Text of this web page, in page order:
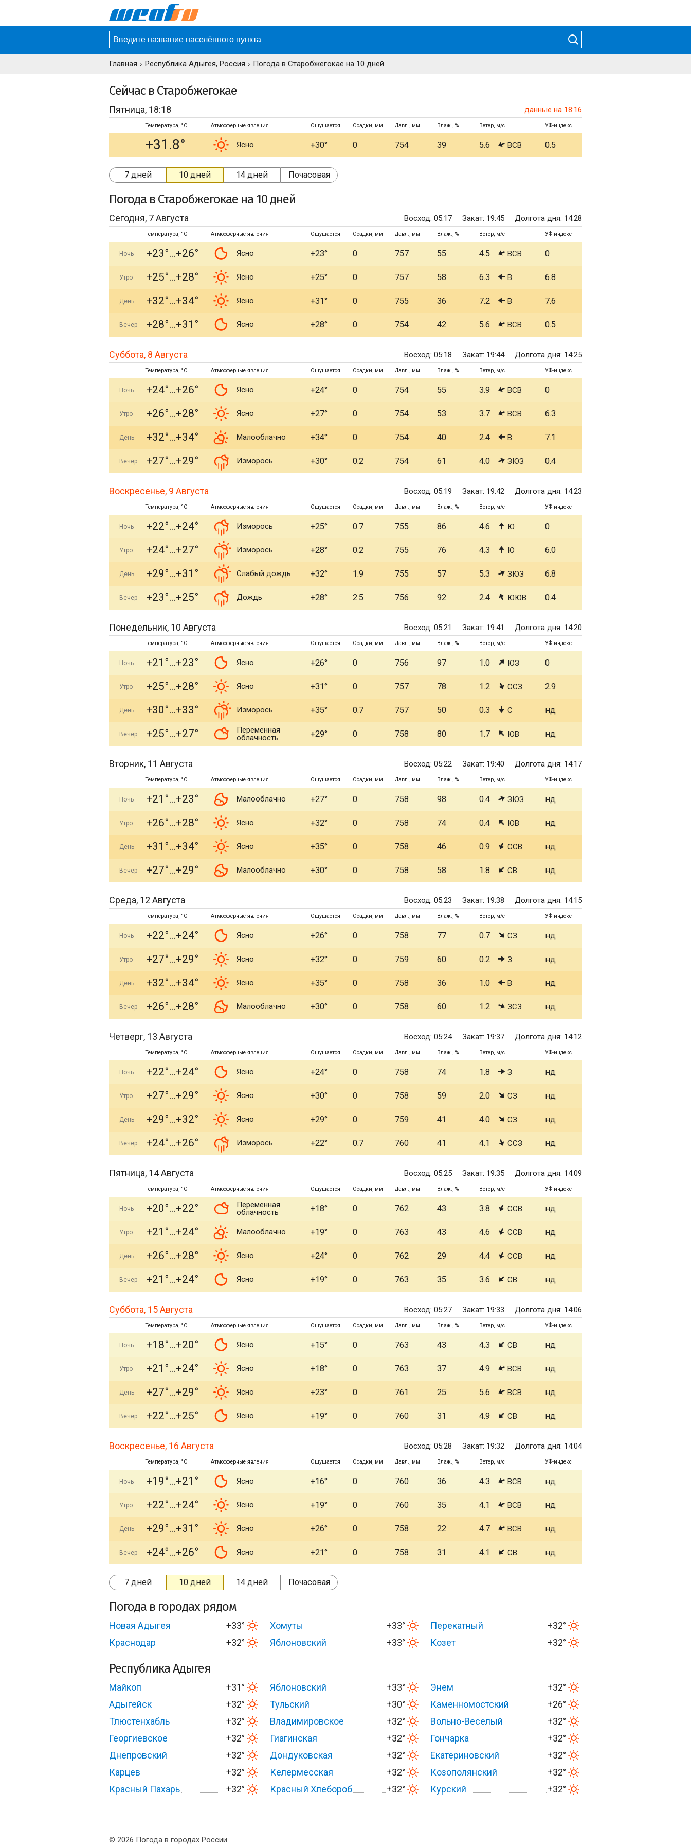
Главная Республика Адыгея, Россия Погода в Старобжегокае на 10 дней
Сейчас в Старобжегокае
Пятница, 18:18 данные на 18:16
Температура, °C Атмосферные явления Ощущается Осадки, мм Давл., мм Влаж., % Ветер, м/с УФ-индекс
+31.8° Ясно +30° 0 754 39 5.6 ВСВ 0.5
7 дней 10 дней 14 дней Почасовая
Погода в Старобжегокае на 10 дней
Сегодня, 7 Августа Восход: 05:17 Закат: 19:45 Долгота дня: 14:28
Температура, °C Атмосферные явления Ощущается Осадки, мм Давл., мм Влаж., % Ветер, м/с УФ-индекс
Ночь +23° +26° Ясно +23° 0 757 55 4.5 ВСВ 0
Утро +25° +28° Ясно +25° 0 757 58 6.3 В 6.8
День +32° +34° Ясно +31° 0 755 36 7.2 В 7.6
Вечер +28° +31° Ясно +28° 0 754 42 5.6 ВСВ 0.5
Суббота, 8 Августа Восход: 05:18 Закат: 19:44 Долгота дня: 14:25
Температура, °C Атмосферные явления Ощущается Осадки, мм Давл., мм Влаж., % Ветер, м/с УФ-индекс
Ночь +24° +26° Ясно +24° 0 754 55 3.9 ВСВ 0
Утро +26° +28° Ясно +27° 0 754 53 3.7 ВСВ 6.3
День +32° +34° Малооблачно +34° 0 754 40 2.4 В 7.1
Вечер +27° +29° Изморось +30° 0.2 754 61 4.0 ЗЮЗ 0.4
Воскресенье, 9 Августа Восход: 05:19 Закат: 19:42 Долгота дня: 14:23
Температура, °C Атмосферные явления Ощущается Осадки, мм Давл., мм Влаж., % Ветер, м/с УФ-индекс
Ночь +22° +24° Изморось +25° 0.7 755 86 4.6 Ю 0
Утро +24° +27° Изморось +28° 0.2 755 76 4.3 Ю 6.0
День +29° +31° Слабый дождь +32° 1.9 755 57 5.3 ЗЮЗ 6.8
Вечер +23° +25° Дождь +28° 2.5 756 92 2.4 ЮЮВ 0.4
Понедельник, 10 Августа Восход: 05:21 Закат: 19:41 Долгота дня: 14:20
Температура, °C Атмосферные явления Ощущается Осадки, мм Давл., мм Влаж., % Ветер, м/с УФ-индекс
Ночь +21° +23° Ясно +26° 0 756 97 1.0 ЮЗ 0
Утро +25° +28° Ясно +31° 0 757 78 1.2 ССЗ 2.9
День +30° +33° Изморось +35° 0.7 757 50 0.3 С нд
Вечер +25° +27°
Переменная
облачность
+29° 0 758 80 1.7 ЮВ нд
Вторник, 11 Августа Восход: 05:22 Закат: 19:40 Долгота дня: 14:17
Температура, °C Атмосферные явления Ощущается Осадки, мм Давл., мм Влаж., % Ветер, м/с УФ-индекс
Ночь +21° +23° Малооблачно +27° 0 758 98 0.4 ЗЮЗ нд
Утро +26° +28° Ясно +32° 0 758 74 0.4 ЮВ нд
День +31° +34° Ясно +35° 0 758 46 0.9 ССВ нд
Вечер +27° +29° Малооблачно +30° 0 758 58 1.8 СВ нд
Среда, 12 Августа Восход: 05:23 Закат: 19:38 Долгота дня: 14:15
Температура, °C Атмосферные явления Ощущается Осадки, мм Давл., мм Влаж., % Ветер, м/с УФ-индекс
Ночь +22° +24° Ясно +26° 0 758 77 0.7 СЗ нд
Утро +27° +29° Ясно +32° 0 759 60 0.2 З нд
День +32° +34° Ясно +35° 0 758 36 1.0 В нд
Вечер +26° +28° Малооблачно +30° 0 758 60 1.2 ЗСЗ нд
Четверг, 13 Августа Восход: 05:24 Закат: 19:37 Долгота дня: 14:12
Температура, °C Атмосферные явления Ощущается Осадки, мм Давл., мм Влаж., % Ветер, м/с УФ-индекс
Ночь +22° +24° Ясно +24° 0 758 74 1.8 З нд
Утро +27° +29° Ясно +30° 0 758 59 2.0 СЗ нд
День +29° +32° Ясно +29° 0 759 41 4.0 СЗ нд
Вечер +24° +26° Изморось +22° 0.7 760 41 4.1 ССЗ нд
Пятница, 14 Августа Восход: 05:25 Закат: 19:35 Долгота дня: 14:09
Температура, °C Атмосферные явления Ощущается Осадки, мм Давл., мм Влаж., % Ветер, м/с УФ-индекс
Ночь +20° +22°
Переменная
облачность
+18° 0 762 43 3.8 ССВ нд
Утро +21° +24° Малооблачно +19° 0 763 43 4.6 ССВ нд
День +26° +28° Ясно +24° 0 762 29 4.4 ССВ нд
Вечер +21° +24° Ясно +19° 0 763 35 3.6 СВ нд
Суббота, 15 Августа Восход: 05:27 Закат: 19:33 Долгота дня: 14:06
Температура, °C Атмосферные явления Ощущается Осадки, мм Давл., мм Влаж., % Ветер, м/с УФ-индекс
Ночь +18° +20° Ясно +15° 0 763 43 4.3 СВ нд
Утро +21° +24° Ясно +18° 0 763 37 4.9 ВСВ нд
День +27° +29° Ясно +23° 0 761 25 5.6 ВСВ нд
Вечер +22° +25° Ясно +19° 0 760 31 4.9 СВ нд
Воскресенье, 16 Августа Восход: 05:28 Закат: 19:32 Долгота дня: 14:04
Температура, °C Атмосферные явления Ощущается Осадки, мм Давл., мм Влаж., % Ветер, м/с УФ-индекс
Ночь +19° +21° Ясно +16° 0 760 36 4.3 ВСВ нд
Утро +22° +24° Ясно +19° 0 760 35 4.1 ВСВ нд
День +29° +31° Ясно +26° 0 758 22 4.7 ВСВ нд
Вечер +24° +26° Ясно +21° 0 758 31 4.1 СВ нд
7 дней 10 дней 14 дней Почасовая
Погода в городах рядом
Новая Адыгея +33° Хомуты +33° Перекатный
+32°
Краснодар
+32° Яблоновский +33° Козет +32°
Республика Адыгея
Майкоп +31° Яблоновский +33° Энем
+32°
Адыгейск
+32° Тульский +30° Каменномостский
+26°
Тлюстенхабль
+32° Владимировское +32° Вольно-Веселый
+32°
Георгиевское
+32° Гиагинская +32° Гончарка
+32°
Днепровский
+32° Дондуковская +32° Екатериновский
+32°
Карцев
+32° Келермесская +32° Козополянский
+32°
Красный Пахарь
+32° Красный Хлебороб +32° Курский +32°
© 2026 Погода в городах России